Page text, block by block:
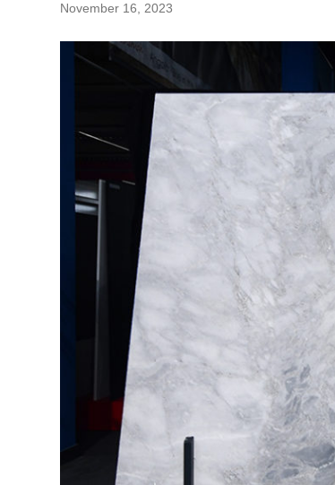
November 16, 2023